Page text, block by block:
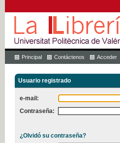
Principal Contáctenos Acceder
Usuario registrado
e-mail:
Contraseña:
¿Olvidó su contraseña?